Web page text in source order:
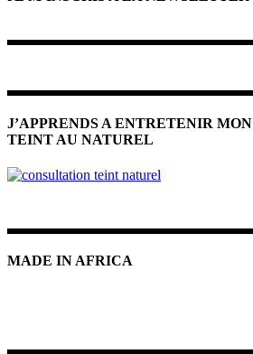
J’APPRENDS A ENTRETENIR MON
TEINT AU NATUREL
MADE IN AFRICA